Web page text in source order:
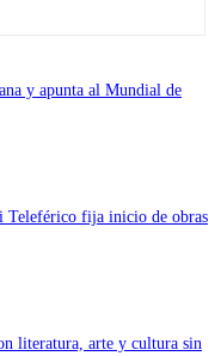
y apunta al Mundial de
Teleférico fija inicio de obras
literatura, arte y cultura sin